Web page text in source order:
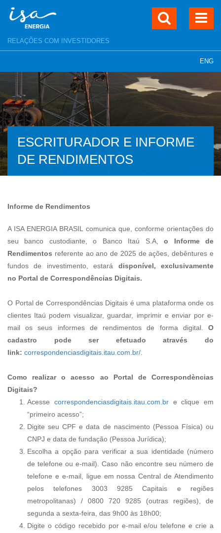
RELAÇÕES COM INVESTIDORES
ENG
ESCRITURADOR E INFORME
DE RENDIMENTOS
Informe de Rendimentos
A ISA ENERGIA BRASIL comunica que, conforme orientações do
seu banco custodiante, o Banco Itaú S.A,o Informe de
Rendimentos referente ao ano de 2025 de ações, debêntures e
fundos de investimento, estará disponível, exclusivamente
no Portal de Correspondências Digitais.
O Portal de Correspondências Digitais é uma plataforma onde os
clientes Itaú podem visualizar, guardar, imprimir e enviar por e-
mail os seus informes de rendimentos de forma digital. O
cadastro pode ser efetuado através do
link: correspondenciasdigitais.itau.com.br/
Como realizar o acesso ao Portal de Correspondèncias
Digitais?
Acesse correspondenciasdigitais.itau.com.bre clique em
“primeiro acesso”;
Digite seu CPF e data de nascimento (Pessoa Física) ou
CNPJ e data de fundação (Pessoa Jurídica);
Escolha a opção para verificar a sua identidade (número
de telefone ou e-mail). Caso não encontre seu número de
telefone e e-mail, ligue em nossa Central de Atendimento
pelos telefones 3003 9285 Capitais e regiões
metropolitanas) / 0800 720 9285 (outras regiões), de
segunda a sexta-feira, das 9h00 às 18h00;
Digite o código recebido por e-mail e/ou telefone e crie a